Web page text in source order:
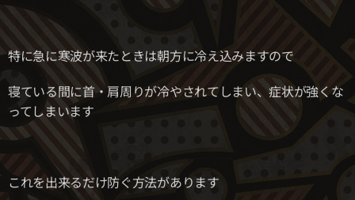
特に急に寒波が来たときは朝方に冷え込みますので
寝ている間に首・肩周りが冷やされてしまい、症状が強くな
ってしまいます
これを出来るだけ防ぐ方法があります